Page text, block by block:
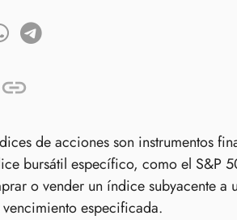
de acciones son instrumentos
bursátil específico, como el S&P
o vender un índice subyacente
especificada.